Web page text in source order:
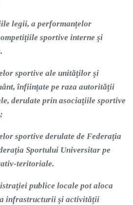
legii, a performanţelor
sportive interne şi
sportive ale unităţilor şi
înfiinţate pe raza autorităţii
derulate prin asociaţiile sportive
sportive derulate de Federaţia
Sportului Universitar pe
teritoriale.
publice locale pot aloca
infrastructurii şi activităţii